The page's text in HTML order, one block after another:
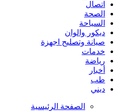
اتصال
الصحة
السياحة
ديكور والوان
صيانة وتصليح اجهزة
خدمات
رياضة
أخبار
طب
ديني
الصفحة الرئيسية